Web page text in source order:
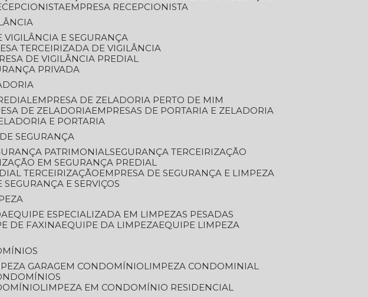
EMPRESA RECEPCIONISTA
VIGILÂNCIA E SEGURANÇA
TERCEIRIZADA DE VIGILÂNCIA
DE VIGILÂNCIA PREDIAL
PRIVADA
EMPRESA DE ZELADORIA PERTO DE MIM
DE ZELADORIA
EMPRESAS DE PORTARIA E ZELADORIA
E PORTARIA
SEGURANÇA
PATRIMONIAL SEGURANÇA TERCEIRIZAÇÃO
EM SEGURANÇA PREDIAL
TERCEIRIZAÇÃO
EMPRESA DE SEGURANÇA E LIMPEZA
SEGURANÇA E SERVIÇOS
EQUIPE ESPECIALIZADA EM LIMPEZAS PESADAS
DE FAXINA EQUIPE DA LIMPEZA EQUIPE LIMPEZA
GARAGEM CONDOMÍNIO
LIMPEZA CONDOMINIAL
LIMPEZA EM CONDOMÍNIO RESIDENCIAL